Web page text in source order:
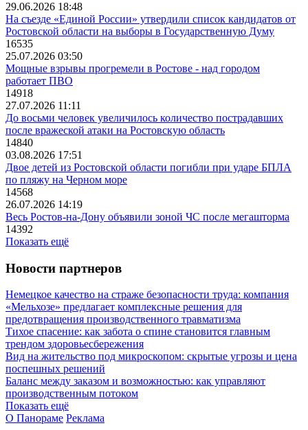
29.06.2026 18:48
На съезде «Единой России» утвердили список кандидатов от
Ростовской области на выборы в Государственную Думу
16535
25.07.2026 03:50
Мощные взрывы прогремели в Ростове - над городом
работает ПВО
14918
27.07.2026 11:11
До восьми человек увеличилось количество пострадавших
после вражеской атаки на Ростовскую область
14840
03.08.2026 17:51
Двое детей из Ростовской области погибли при ударе БПЛА
по пляжу на Черном море
14568
26.07.2026 14:19
Весь Ростов-на-Дону объявили зоной ЧС после мегашторма
14392
Показать ещё
Новости партнеров
Немецкое качество на страже безопасности труда: компания
«Мельхозе» предлагает комплексные решения для
предотвращения производственного травматизма
Тихое спасение: как забота о спине становится главным
трендом здоровьесбережения
Вид на жительство под микроскопом: скрытые угрозы и цена
поспешных решений
Баланс между заказом и возможностью: как управляют
производственным потоком
Показать ещё
О Панораме Реклама